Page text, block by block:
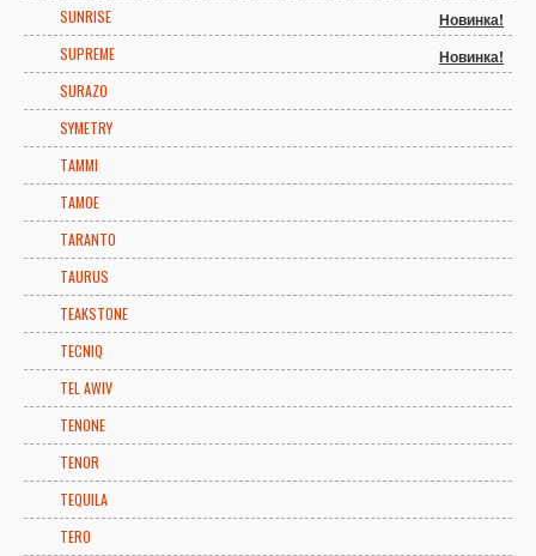
SUNRISE
Новинка!
SUPREME Новинка!
SURAZO
SYMETRY
TAMMI
TAMOE
TARANTO
TAURUS
TEAKSTONE
TECNIQ
TEL AWIV
TENONE
TENOR
TEQUILA
TERO